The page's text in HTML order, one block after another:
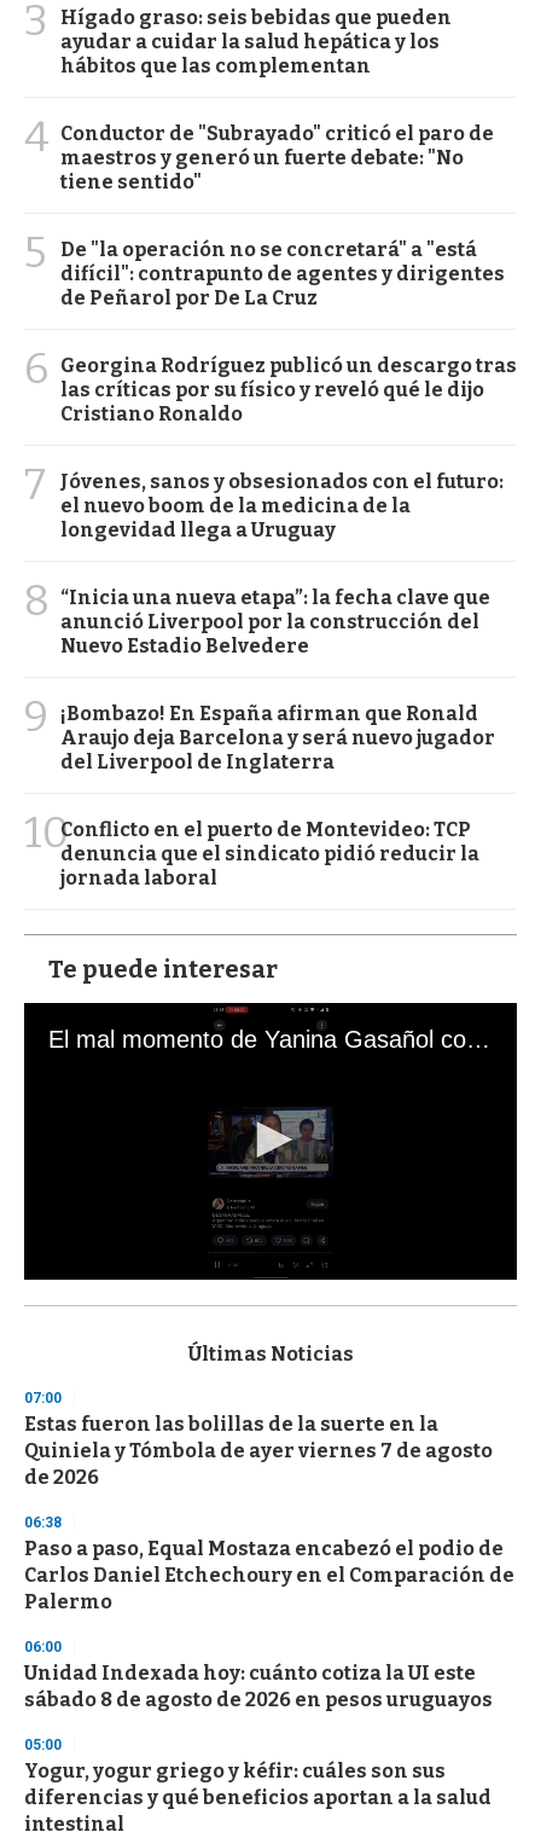
3
Hígado graso: seis bebidas que pueden
ayudar a cuidar la salud hepática y los
hábitos que las complementan
4 Conductor de "Subrayado" criticó el paro de
maestros y generó un fuerte debate: "No
tiene sentido"
5
De "la operación no se concretará" a "está
difícil": contrapunto de agentes y dirigentes
de Peñarol por De La Cruz
6
Georgina Rodríguez publicó un descargo tras
las críticas por su físico y reveló qué le dijo
Cristiano Ronaldo
7
Jóvenes, sanos y obsesionados con el futuro:
el nuevo boom de la medicina de la
longevidad llega a Uruguay
8
“Inicia una nueva etapa”: la fecha clave que
anunció Liverpool por la construcción del
Nuevo Estadio Belvedere
9
¡Bombazo! En España afirman que Ronald
Araujo deja Barcelona y será nuevo jugador
del Liverpool de Inglaterra
10Conflicto en el puerto de Montevideo: TCP
denuncia que el sindicato pidió reducir la
jornada laboral
Te puede interesar
El mal momento de Yanina Gasañol con un hincha argentino en "Subrayado"
s
d
s
o
f
3
s
e
c
o
n
Últimas Noticias
07:00
Estas fueron las bolillas de la suerte en la
Quiniela y Tómbola de ayer viernes 7 de agosto
de 2026
06:38
Paso a paso, Equal Mostaza encabezó el podio de
Carlos Daniel Etchechoury en el Comparación de
Palermo
06:00
Unidad Indexada hoy: cuánto cotiza la UI este
sábado 8 de agosto de 2026 en pesos uruguayos
05:00
Yogur, yogur griego y kéfir: cuáles son sus
diferencias y qué beneficios aportan a la salud
intestinal